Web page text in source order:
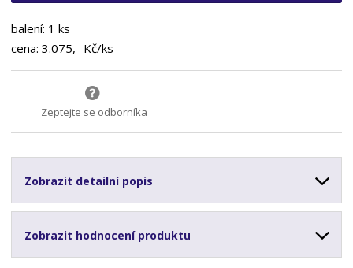
balení: 1 ks
cena: 3.075,- Kč/ks
Zeptejte se odborníka
Zobrazit detailní popis
Zobrazit hodnocení produktu